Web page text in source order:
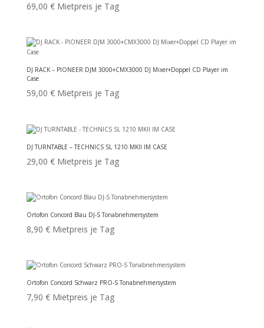
69,00 € Mietpreis je Tag
DJ RACK – PIONEER DJM 3000+CMX3000 DJ Mixer+Doppel CD Player im
Case
59,00 € Mietpreis je Tag
DJ TURNTABLE – TECHNICS SL 1210 MKII IM CASE
29,00 € Mietpreis je Tag
Ortofon Concord Blau DJ-S Tonabnehmersystem
8,90 € Mietpreis je Tag
Ortofon Concord Schwarz PRO-S Tonabnehmersystem
7,90 € Mietpreis je Tag